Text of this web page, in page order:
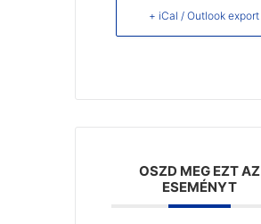
+ iCal / Outlook export
OSZD MEG EZT AZ
ESEMÉNYT